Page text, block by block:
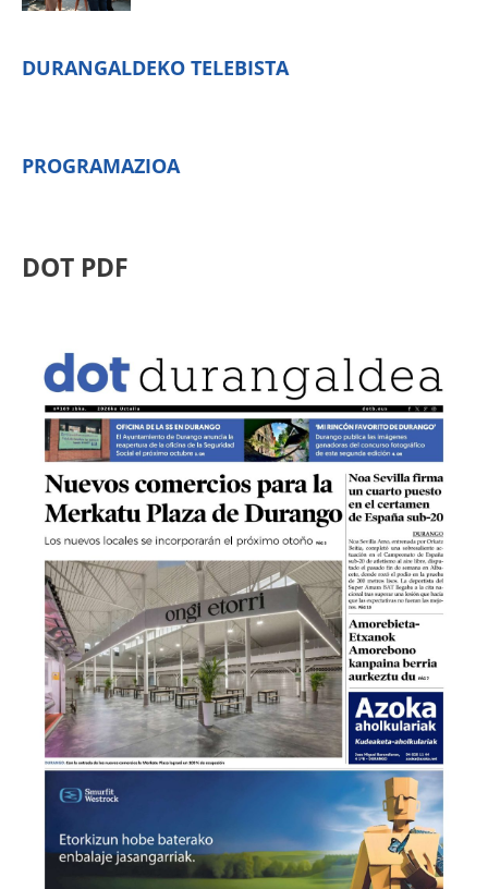
DURANGALDEKO TELEBISTA
PROGRAMAZIOA
DOT PDF